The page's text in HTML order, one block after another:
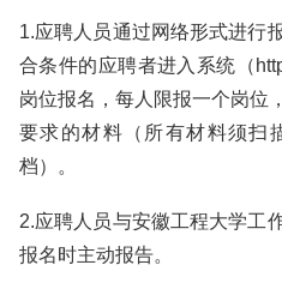
1.应聘人员通过网络形式进行
合条件的应聘者进入系统（
岗位报名，每人限报一个岗位
要求的材料（所有材料须扫
档）。
2.应聘人员与安徽工程大学工
报名时主动报告。